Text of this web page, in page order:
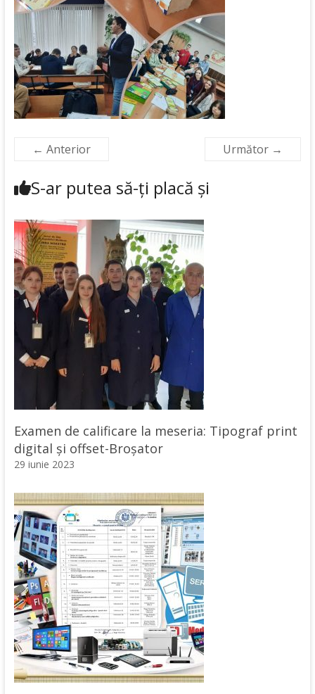
← Anterior Următor →
S-ar putea să-ți placă și
Examen de calificare la meseria: Tipograf print
digital și offset-Broșator
29 iunie 2023